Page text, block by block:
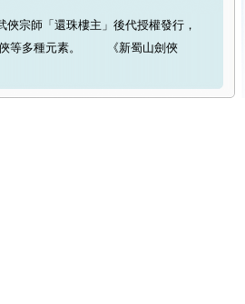
宗師「還珠樓主」後代授權發行，
俠等多種元素。 《新蜀山劍俠